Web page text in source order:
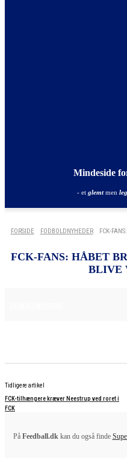
Mindeside
- et glemtmen
FORSIDE FODBOLDNYHEDER
FCK-
FCK-FANS: HÅBET
BLIVE
Tidligere artikel
FCK-tilhængere kræver Neestrup ved roret i
FCK
På Feedball.dkkan du også finde